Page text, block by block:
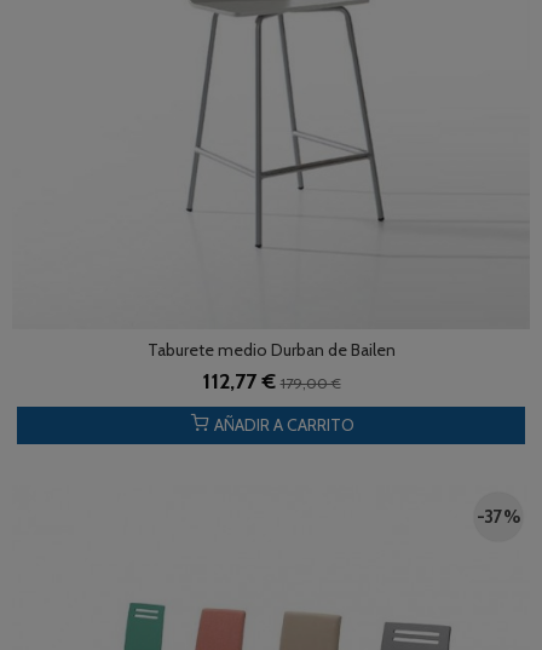
Taburete medio Durban de Bailen
112,77 €179,00 €
AÑADIR A CARRITO
-37 %